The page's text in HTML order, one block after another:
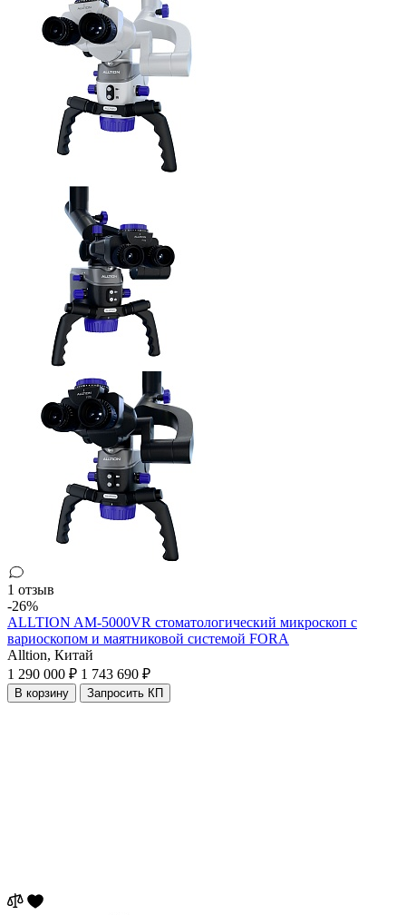
1 отзыв
-26%
ALLTION AM-5000VR стоматологический микроскоп с
вариоскопом и маятниковой системой FORA
Alltion, Китай
1 290 000 ₽ 1 743 690 ₽
В корзину Запросить КП